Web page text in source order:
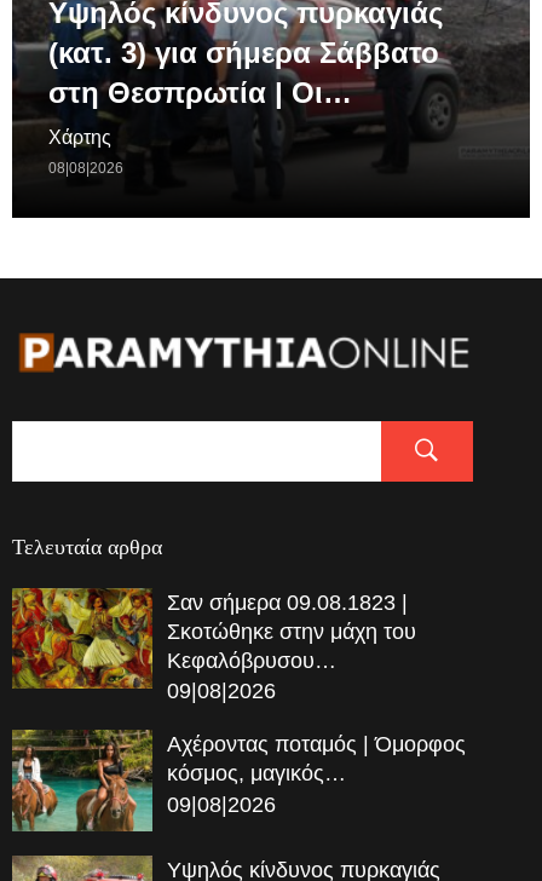
Υψηλός κίνδυνος πυρκαγιάς
(κατ. 3) για σήμερα Σάββατο
στη Θεσπρωτία | Οι…
Χάρτης
08|08|2026
Τελευταία αρθρα
Σαν σήμερα 09.08.1823 |
Σκοτώθηκε στην μάχη του
Κεφαλόβρυσου…
09|08|2026
Αχέροντας ποταμός | Όμορφος
κόσμος, μαγικός…
09|08|2026
Υψηλός κίνδυνος πυρκαγιάς